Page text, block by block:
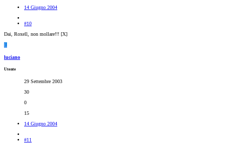
14 Giugno 2004
#10
Dai, Roxell, non mollare!!! [X]
L
luciano
Utente
29 Settembre 2003
30
0
15
14 Giugno 2004
#11